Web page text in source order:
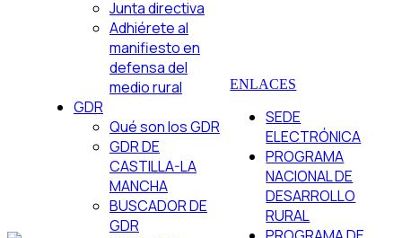
Junta directiva
Adhiérete al
manifiesto en
defensa del
medio rural
GDR
Qué son los GDR
GDR DE
CASTILLA-LA
MANCHA
BUSCADOR DE
GDR
ENLACES
SEDE
ELECTRÓNICA
PROGRAMA
NACIONAL DE
DESARROLLO
RURAL